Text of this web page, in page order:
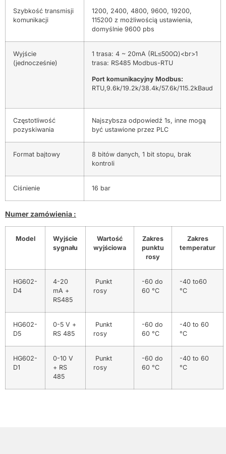
Szybkość transmisji
komunikacji
1200, 2400, 4800, 9600, 19200,
115200 z możliwością ustawienia,
domyślnie 9600 pbs
Wyjście
(jednocześnie)
1 trasa: 4 ~ 20mA (RL≤500Ω)<br>1
trasa: RS485 Modbus-RTU
Port komunikacyjny Modbus:
RTU,9.6k/19.2k/38.4k/57.6k/115.2kBaud
Częstotliwość
pozyskiwania
Najszybsza odpowiedź 1s, inne mogą
być ustawione przez PLC
Format bajtowy
8 bitów danych, 1 bit stopu, brak
kontroli
Ciśnienie 16 bar
Numer zamówienia :
Model
Wyjście
sygnału
Wartość
wyjściowa
Zakres
punktu
rosy
Zakres
temperatur
HG602-
D4
4-20
mA +
RS485
Punkt
rosy
-60 do
60 °C
-40 to60
°C
HG602-
D5
0-5 V +
RS 485
Punkt
rosy
-60 do
60 °C
-40 to 60
°C
HG602-
D1
0-10 V
+ RS
485
Punkt
rosy
-60 do
60 °C
-40 to 60
°C